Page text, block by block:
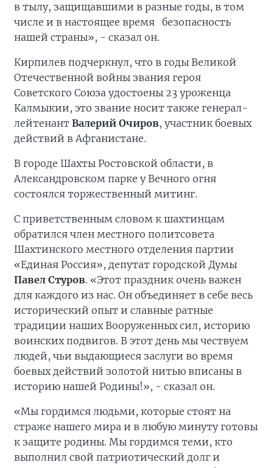
в тылу, защищавшими в разные годы, в том
числе и в настоящее время безопасность
нашей страны», - сказал он.
Кирпилев подчеркнул, что в годы Великой
Отечественной войны звания героя
Советского Союза удостоены 23 уроженца
Калмыкии, это звание носит также генерал-
лейтенант Валерий Очиров, участник боевых
действий в Афганистане.
В городе Шахты Ростовской области, в
Александровском парке у Вечного огня
состоялся торжественный митинг.
С приветственным словом к шахтинцам
обратился член местного политсовета
Шахтинского местного отделения партии
«Единая Россия», депутат городской Думы
Павел Стуров. «Этот праздник очень важен
для каждого из нас. Он объединяет в себе весь
исторический опыт и славные ратные
традиции наших Вооруженных сил, историю
воинских подвигов. В этот день мы чествуем
людей, чьи выдающиеся заслуги во время
боевых действий золотой нитью вписаны в
историю нашей Родины!», - сказал он.
«Мы гордимся людьми, которые стоят на
страже нашего мира и в любую минуту готовы
к защите родины. Мы гордимся теми, кто
выполнил свой патриотический долг и